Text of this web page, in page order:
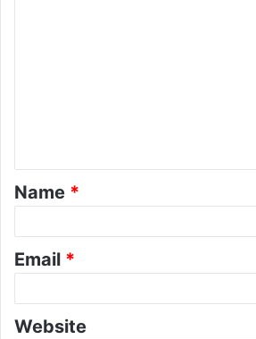
t
*
Name *
Email *
Website